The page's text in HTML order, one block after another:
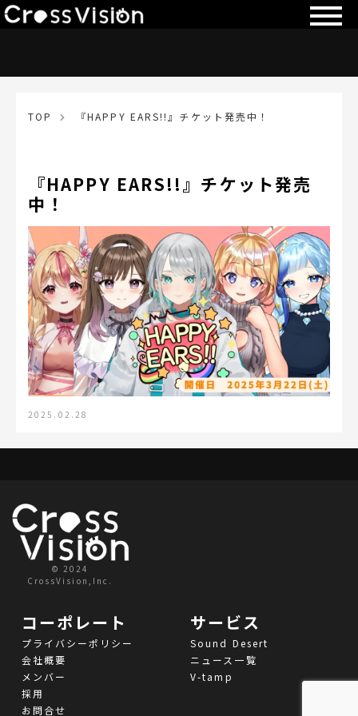
TOP 『HAPPY EARS!!』チケット発売中！
『HAPPY EARS!!』チケット発売
中！
2025.02.28
© 2024
CrossVision,Inc.
コーポレート
プライバシーポリシー
会社概要
メンバー
採用
お問合せ
サービス
Sound Desert
ニュース一覧
V-tamp